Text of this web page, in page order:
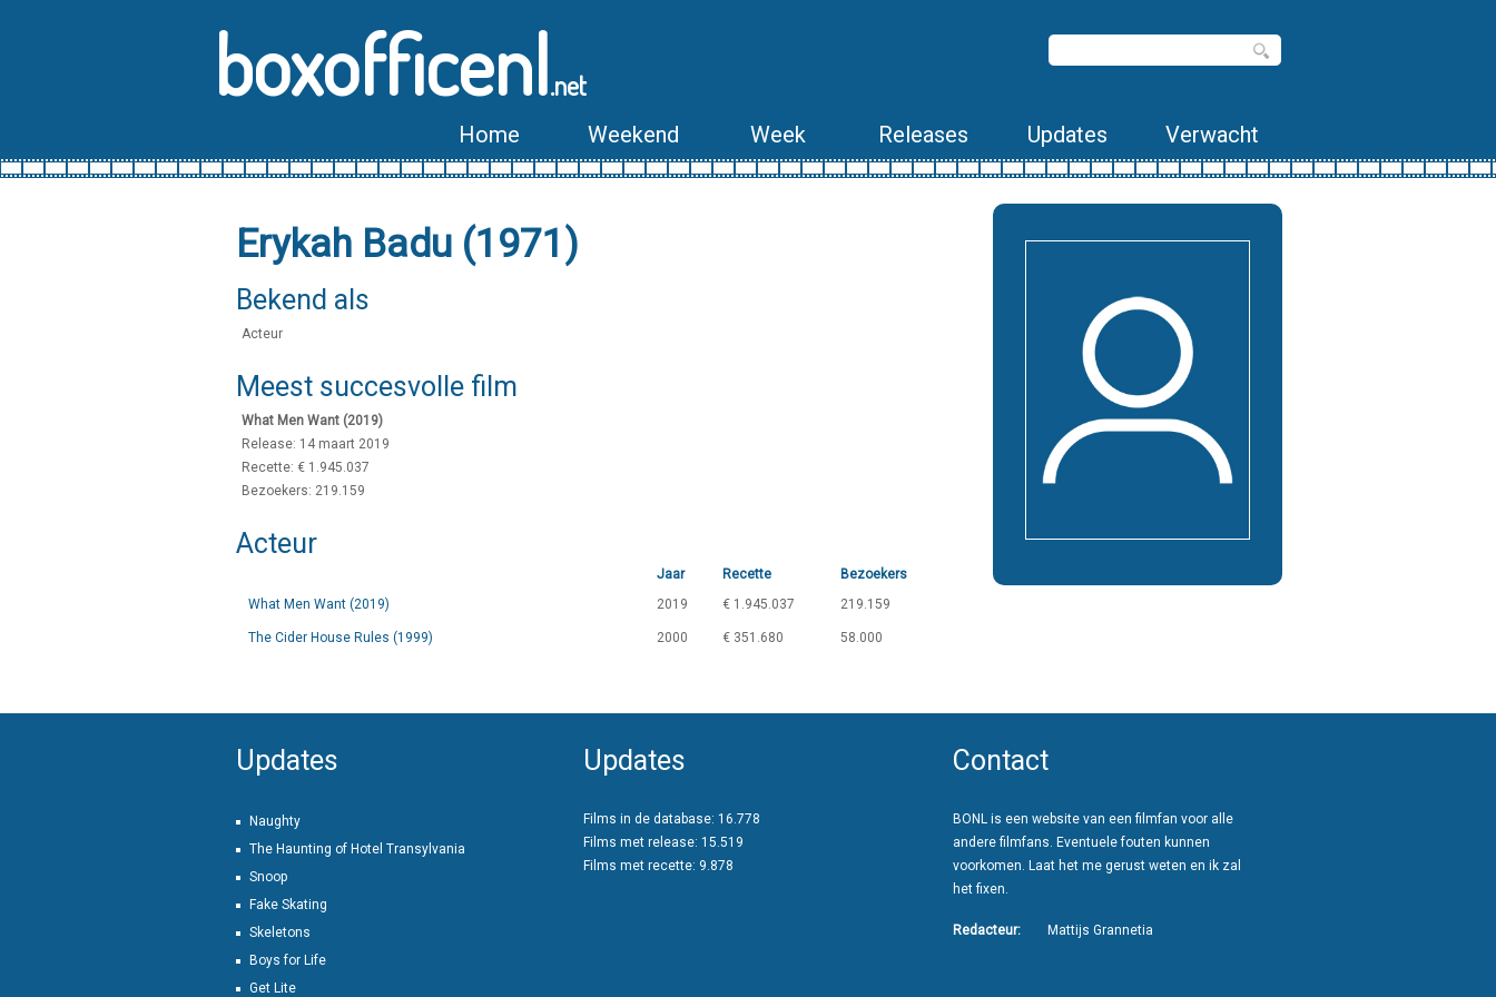
boxofficenl.net
Home Weekend Week Releases Updates Verwacht
Erykah Badu (1971)
Bekend als
Acteur
Meest succesvolle film
What Men Want (2019)
Release: 14 maart 2019
Recette: € 1.945.037
Bezoekers: 219.159
Acteur
Jaar Recette
Bezoekers
What Men Want (2019)
2019 € 1.945.037 219.159
The Cider House Rules (1999) 2000 € 351.680 58.000
Updates
Naughty
The Haunting of Hotel Transylvania
Snoop
Fake Skating
Skeletons
Boys for Life
Get Lite
Updates
Films in de database: 16.778
Films met release: 15.519
Films met recette: 9.878
Contact
BONL is een website van een filmfan voor alle
andere filmfans. Eventuele fouten kunnen
voorkomen. Laat het me gerust weten en ik zal
het fixen.
Redacteur: Mattijs Grannetia